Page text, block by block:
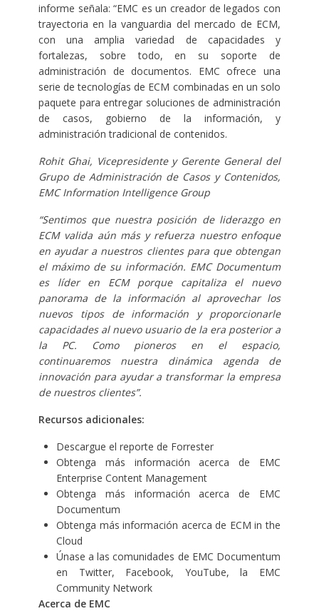
informe señala: “EMC es un creador de legados con
trayectoria en la vanguardia del mercado de ECM,
con una amplia variedad de capacidades y
fortalezas, sobre todo, en su soporte de
administración de documentos. EMC ofrece una
serie de tecnologías de ECM combinadas en un solo
paquete para entregar soluciones de administración
de casos, gobierno de la información, y
administración tradicional de contenidos.
Rohit Ghai, Vicepresidente y Gerente General del
Grupo de Administración de Casos y Contenidos,
EMC Information Intelligence Group
“Sentimos que nuestra posición de liderazgo en
ECM valida aún más y refuerza nuestro enfoque
en ayudar a nuestros clientes para que obtengan
el máximo de su información. EMC Documentum
es líder en ECM porque capitaliza el nuevo
panorama de la información al aprovechar los
nuevos tipos de información y proporcionarle
capacidades al nuevo usuario de la era posterior a
la PC.
Como pioneros en el espacio,
continuaremos nuestra dinámica agenda de
innovación para ayudar a transformar la empresa
de nuestros clientes”.
Recursos adicionales:
Descargue el reporte de Forrester
Obtenga más información acerca de EMC
Enterprise Content Management
Obtenga más información acerca de EMC
Documentum
Obtenga más información acerca de ECM in the
Cloud
Únase a las comunidades de EMC Documentum
en Twitter, Facebook, YouTube, la EMC
Community Network
Acerca de EMC